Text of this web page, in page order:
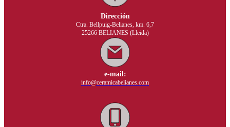
Dirección
Ctra. Bellpuig-Belianes, km. 6,7
25266 BELIANES (Lleida)
e-mail:
info@ceramicabelianes.com